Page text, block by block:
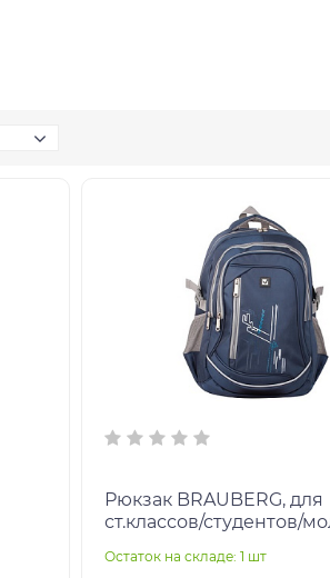
Рюкзак BRAUBERG, для
ст.классов/студентов/
226342
Остаток на складе: 1 шт